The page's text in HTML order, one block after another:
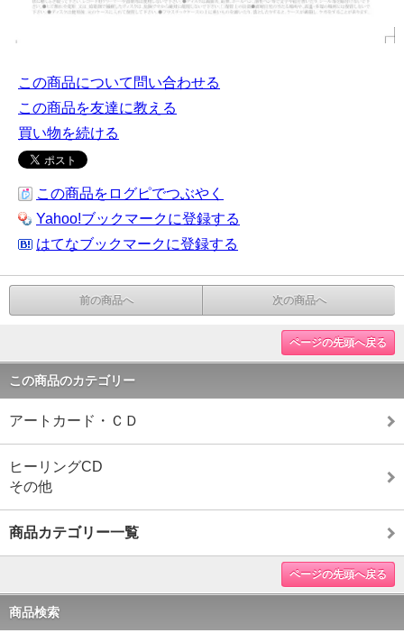
この商品について問い合わせる
この商品を友達に教える
買い物を続ける
この商品をログピでつぶやく
Yahoo!ブックマークに登録する
はてなブックマークに登録する
前の商品へ 次の商品へ
ページの先頭へ戻る
この商品のカテゴリー
アートカード・ＣＤ
ヒーリングCD
その他
商品カテゴリー一覧
ページの先頭へ戻る
商品検索